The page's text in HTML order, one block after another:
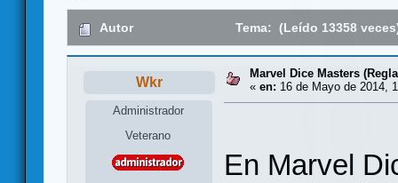
Autor Tema: (Leído 13358
Wkr
Administrador
Veterano
Marvel Dice Masters
« en: 16 de Mayo de 2014,
En Marvel